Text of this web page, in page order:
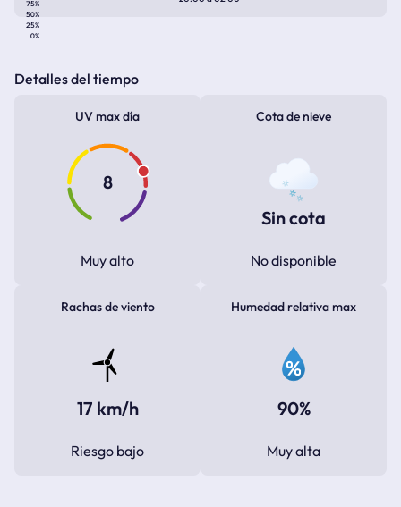
75%
50%
25%
0%
Detalles del tiempo
UV max día
8
Muy alto
Cota de nieve
Sin cota
No disponible
Rachas de viento
17 km/h
Riesgo bajo
Humedad relativa max
90%
Muy alta